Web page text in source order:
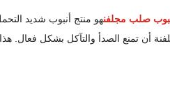
صلب مجلفن
أن تمنع الصدأ والتآكل بشكل فعال.